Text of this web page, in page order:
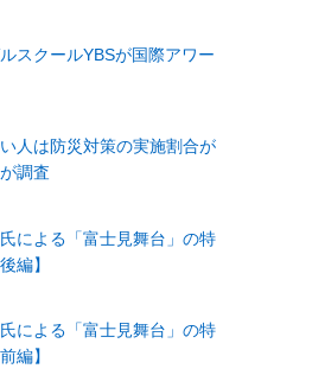
スクールYBSが国際アワー
人は防災対策の実施割合が
調査
による「富士見舞台」の特
編】
による「富士見舞台」の特
編】